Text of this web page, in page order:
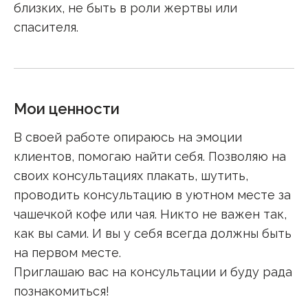
близких, не быть в роли жертвы или
спасителя.
Мои ценности
В своей работе опираюсь на эмоции
клиентов, помогаю найти себя. Позволяю на
своих консультациях плакать, шутить,
проводить консультацию в уютном месте за
чашечкой кофе или чая. Никто не важен так,
как вы сами. И вы у себя всегда должны быть
на первом месте.
Приглашаю вас на консультации и буду рада
познакомиться!